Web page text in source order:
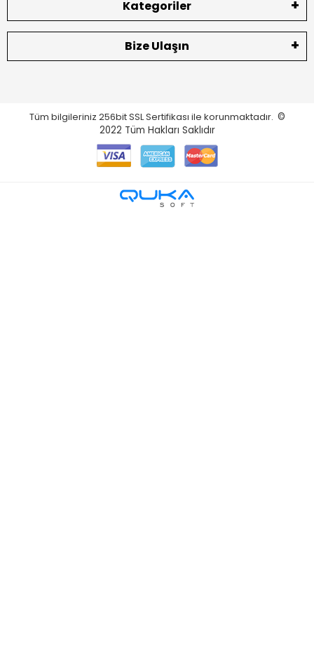
Kategoriler
Bize Ulaşın
Tüm bilgileriniz 256bit SSL Sertifikası ile korunmaktadır. ©
2022 Tüm Hakları Saklıdır